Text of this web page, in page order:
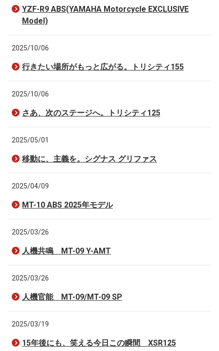
YZF-R9 ABS(YAMAHA Motorcycle EXCLUSIVE
Model)
2025/10/06
行きたい場所がもっと広がる。トリシティ155
2025/10/06
さあ、次のステージへ。トリシティ125
2025/05/01
移動に、主義を。シグナス グリファス
2025/04/09
MT-10 ABS 2025年モデル
2025/03/26
人機共鳴 MT-09 Y-AMT
2025/03/26
人機官能 MT-09/MT-09 SP
2025/03/19
15年後にも、笑える今日この瞬間 XSR125